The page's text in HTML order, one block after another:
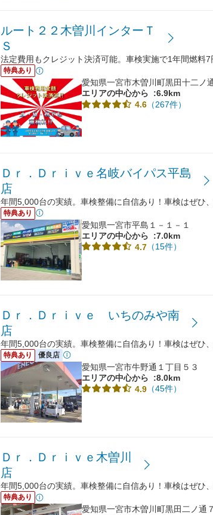
ルート２２木曽川インターＴ
Ｓ
法定費用もクレジット決済可能。車検実施で1年間燃料7
特典あり
愛知県一宮市木曽川町黒田十二ノ
エリアの中心から
:6.9km
4.6 （267件）
Ｄｒ．Ｄｒｉｖｅ名岐バイパス平島
店
年間5,000台の実績。車検整備に自信あり！車検はぜひ
特典あり
愛知県一宮市平島１－１－１
エリアの中心から
:7.0km
4.7 （15件）
Ｄｒ．Ｄｒｉｖｅ いちのみや南
店
年間5,000台の実績。車検整備に自信あり！車検はぜひ
特典あり 優良店
愛知県一宮市牛野通１丁目５３
エリアの中心から
:8.0km
4.9 （45件）
Ｄｒ．Ｄｒｉｖｅ木曽川
店
年間5,000台の実績。車検整備に自信あり！車検はぜひ
特典あり
愛知県一宮市木曽川町黒田二ノ通